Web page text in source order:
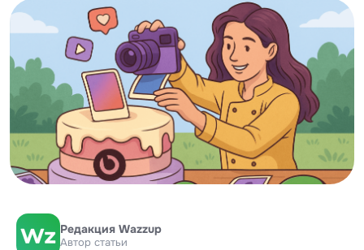
Редакция Wazzup
Автор статьи